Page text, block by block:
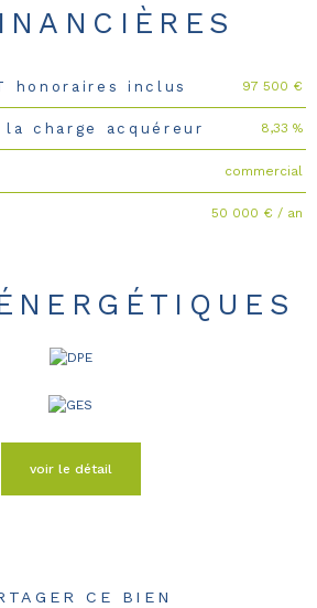
honoraires inclus 97 500 €
charge acquéreur 8,33 %
commercial
50 000 € / an
voir le détail
CE BIEN